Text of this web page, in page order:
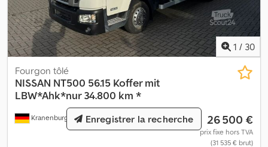
1 / 30
Kranenburg 180 km
Fourgon tôlé
NISSAN NT500 56.15 Koffer mit
LBW*Ahk*nur 34.800 km *
26 500 €
prix fixe hors TVA
(31 535 € brut)
Enregistrer la recherche